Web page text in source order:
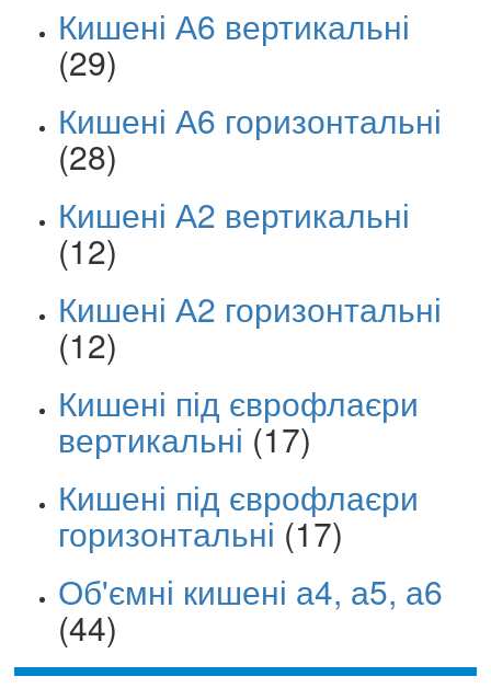
Кишені А6 вертикальні
(29)
Кишені А6 горизонтальні
(28)
Кишені А2 вертикальні
(12)
Кишені А2 горизонтальні
(12)
Кишені під єврофлаєри
вертикальні (17)
Кишені під єврофлаєри
горизонтальні (17)
Об'ємні кишені а4, а5, а6
(44)